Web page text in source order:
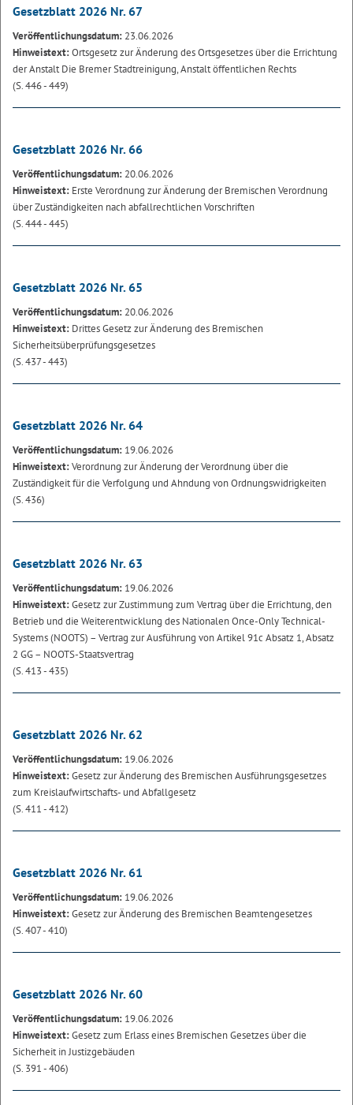
Gesetzblatt 2026 Nr. 67
Veröffentlichungsdatum: 23.06.2026
Hinweistext:Ortsgesetz zur Änderung des Ortsgesetzes über die Errichtung
der Anstalt Die Bremer Stadtreinigung, Anstalt öffentlichen Rechts
(S. 446 - 449)
Gesetzblatt 2026 Nr. 66
Veröffentlichungsdatum: 20.06.2026
Hinweistext: Erste Verordnung zur Änderung der Bremischen Verordnung
über Zuständigkeiten nach abfallrechtlichen Vorschriften
(S. 444 - 445)
Gesetzblatt 2026 Nr. 65
Veröffentlichungsdatum: 20.06.2026
Hinweistext: Drittes Gesetz zur Änderung des Bremischen
Sicherheitsüberprüfungsgesetzes
(S. 437 - 443)
Gesetzblatt 2026 Nr. 64
Veröffentlichungsdatum: 19.06.2026
Hinweistext:Verordnung zur Änderung der Verordnung über die
Zuständigkeit für die Verfolgung und Ahndung von Ordnungswidrigkeiten
(S. 436)
Gesetzblatt 2026 Nr. 63
Veröffentlichungsdatum: 19.06.2026
Hinweistext:Gesetz zur Zustimmung zum Vertrag über die Errichtung, den
Betrieb und die Weiterentwicklung des Nationalen Once-Only Technical-
Systems (NOOTS) – Vertrag zur Ausführung von Artikel 91c Absatz 1, Absatz
2 GG – NOOTS-Staatsvertrag
(S. 413 - 435)
Gesetzblatt 2026 Nr. 62
Veröffentlichungsdatum: 19.06.2026
Hinweistext:Gesetz zur Änderung des Bremischen Ausführungsgesetzes
zum Kreislaufwirtschafts- und Abfallgesetz
(S. 411 - 412)
Gesetzblatt 2026 Nr. 61
Veröffentlichungsdatum: 19.06.2026
Hinweistext:Gesetz zur Änderung des Bremischen Beamtengesetzes
(S. 407 - 410)
Gesetzblatt 2026 Nr. 60
Veröffentlichungsdatum: 19.06.2026
Hinweistext:Gesetz zum Erlass eines Bremischen Gesetzes über die
Sicherheit in Justizgebäuden
(S. 391 - 406)